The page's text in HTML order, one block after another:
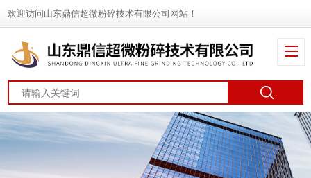
欢迎访问山东鼎信超微粉碎技术有限公司网站！